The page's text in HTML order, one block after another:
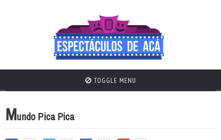
TOGGLE MENU
Mundo Pica Pica